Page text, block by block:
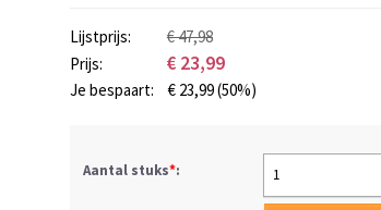
Lijstprijs:
€ 47,98
Prijs:
€ 23,99
Je bespaart: € 23,99(50%)
Aantal stuks*: 1